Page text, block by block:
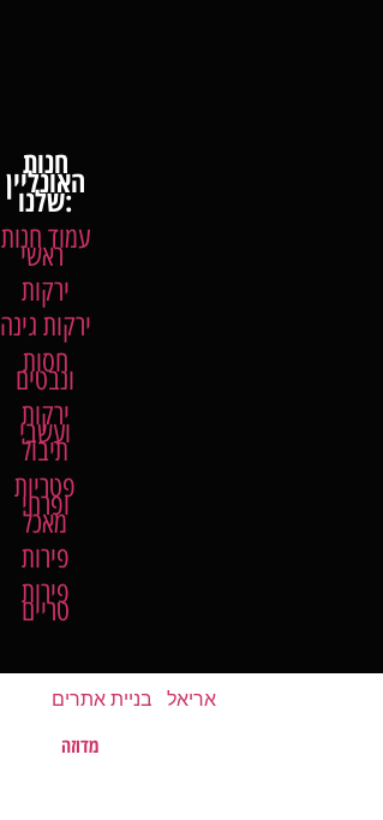
חנות
האונליין
שלנו:
עמוד חנות
ראשי
ירקות
ירקות גינה
חסות
ונבטים
ירקות
ועשבי
תיבול
פטריות
ופרחי
מאכל
פירות
פירות
טריים
אריאל בניית אתרים
האתר נבנה על ידימדוזה